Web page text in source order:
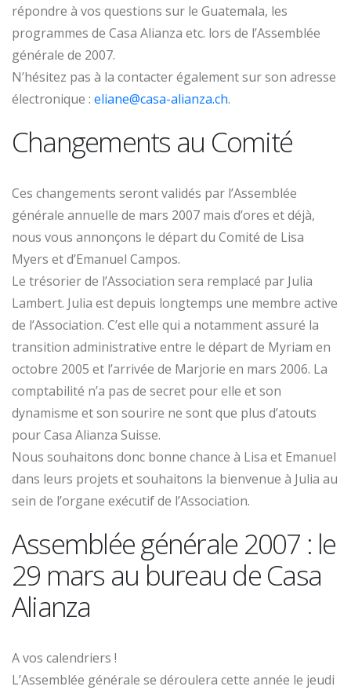
répondre à vos questions sur le Guatemala, les
programmes de Casa Alianza etc. lors de l’Assemblée
générale de 2007.
N’hésitez pas à la contacter également sur son adresse
électronique : eliane@casa-alianza.ch.
Changements au Comité
Ces changements seront validés par l’Assemblée
générale annuelle de mars 2007 mais d’ores et déjà,
nous vous annonçons le départ du Comité de Lisa
Myers et d’Emanuel Campos.
Le trésorier de l’Association sera remplacé par Julia
Lambert. Julia est depuis longtemps une membre active
de l’Association. C’est elle qui a notamment assuré la
transition administrative entre le départ de Myriam en
octobre 2005 et l’arrivée de Marjorie en mars 2006. La
comptabilité n’a pas de secret pour elle et son
dynamisme et son sourire ne sont que plus d’atouts
pour Casa Alianza Suisse.
Nous souhaitons donc bonne chance à Lisa et Emanuel
dans leurs projets et souhaitons la bienvenue à Julia au
sein de l’organe exécutif de l’Association.
Assemblée générale 2007 : le
29 mars au bureau de Casa
Alianza
A vos calendriers !
L’Assemblée générale se déroulera cette année le jeudi